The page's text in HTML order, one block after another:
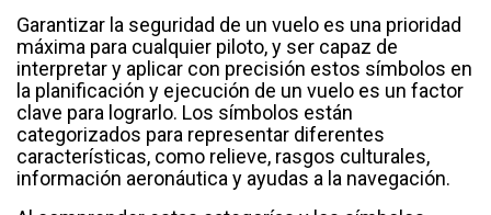
Garantizar la seguridad de un vuelo es una prioridad
máxima para cualquier piloto, y ser capaz de
interpretar y aplicar con precisión estos símbolos en
la planificación y ejecución de un vuelo es un factor
clave para lograrlo. Los símbolos están
categorizados para representar diferentes
características, como relieve, rasgos culturales,
información aeronáutica y ayudas a la navegación.